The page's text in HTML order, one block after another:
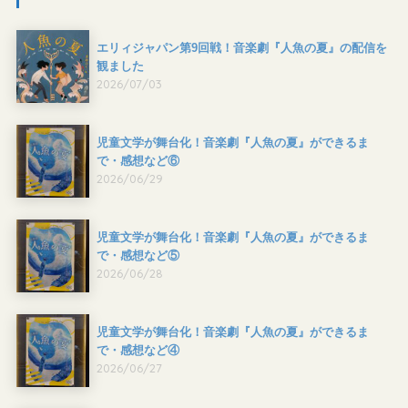
エリィジャパン第9回戦！音楽劇『人魚の夏』の配信を
観ました
2026/07/03
児童文学が舞台化！音楽劇『人魚の夏』ができるま
で・感想など⑥
2026/06/29
児童文学が舞台化！音楽劇『人魚の夏』ができるま
で・感想など⑤
2026/06/28
児童文学が舞台化！音楽劇『人魚の夏』ができるま
で・感想など④
2026/06/27